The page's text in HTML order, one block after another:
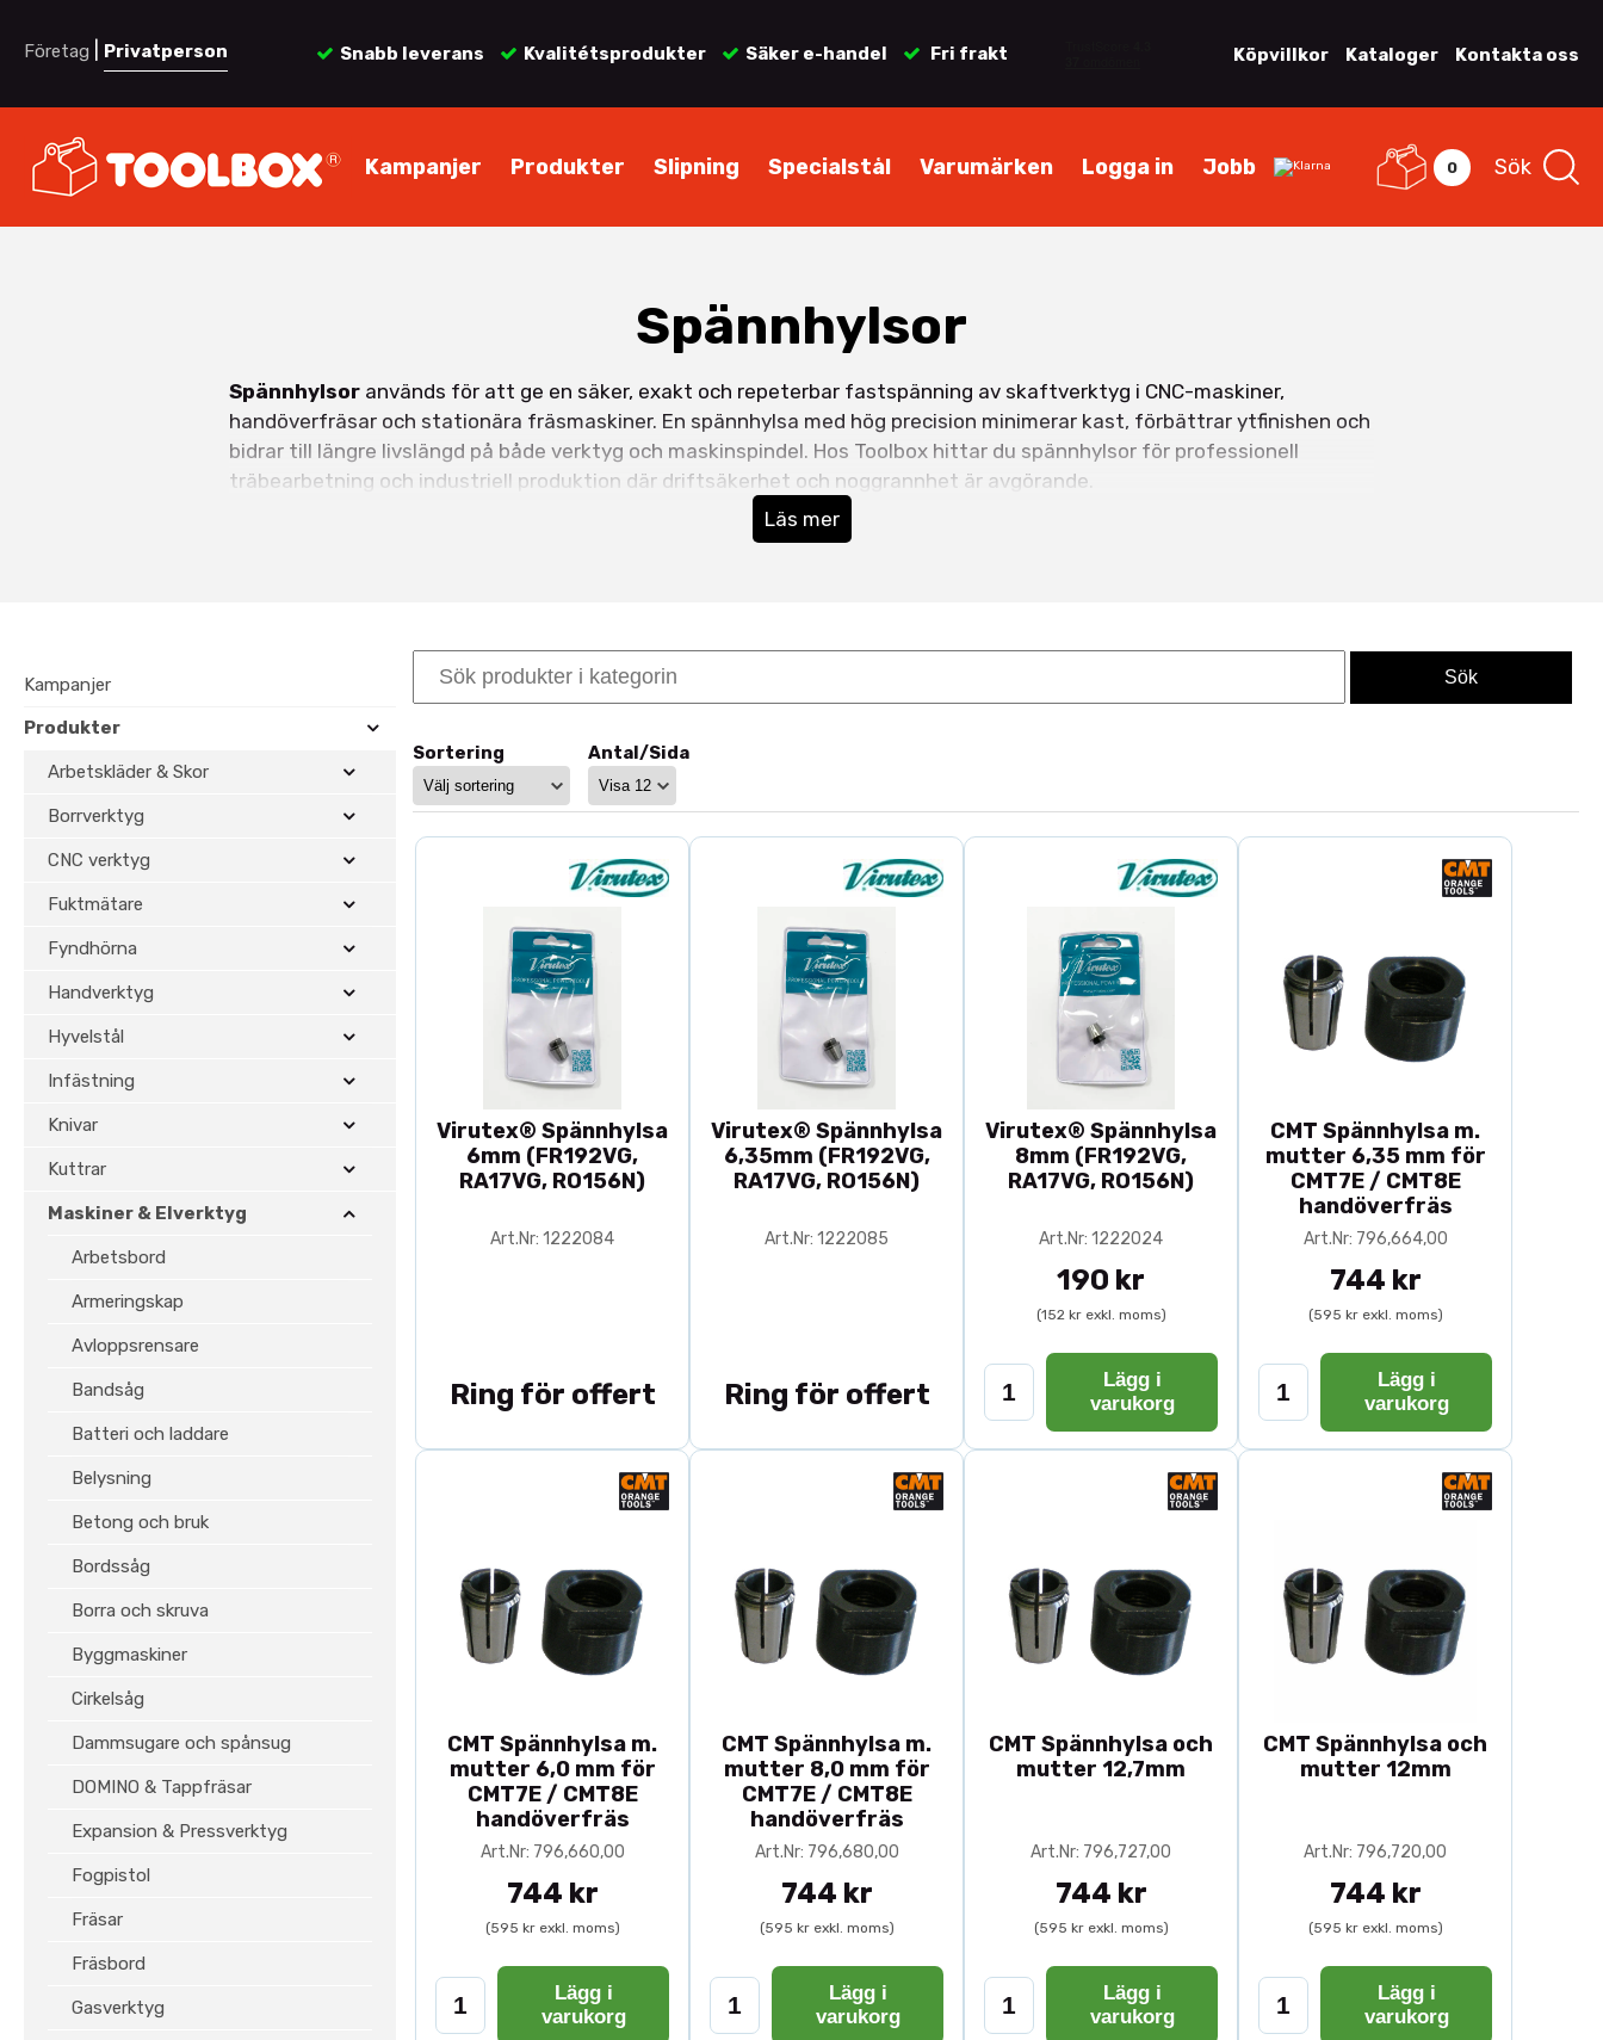
Företag Privatperson Snabb leverans Kvalitétsprodukter Säker e-handel Fri frakt Köpvillkor Kataloger Kontakta oss
Kampanjer Produkter Slipning Specialstål Varumärken Logga in Jobb 0 Sök
Spännhylsor
Spännhylsor används för att ge en säker, exakt och repeterbar fastspänning av skaftverktyg i CNC-maskiner,
handöverfräsar och stationära fräsmaskiner. En spännhylsa med hög precision minimerar kast, förbättrar ytfinishen och
bidrar till längre livslängd på både verktyg och maskinspindel. Hos Toolbox hittar du spännhylsor för professionell
träbearbetning och industriell produktion där driftsäkerhet och noggrannhet är avgörande.
Hög precision vid verktygsinfästning
innebär rätt spännhylsa högre produktivitet och bättre slutresultat.
Spännhylsor för CNC och överfräsar
Sortimentet omfattar spännhylsor i flera dimensioner och standarder för olika maskiner och verktygssystem. De passar
såväl handöverfräsar som CNC-maskiner där exakt verktygscentrering är avgörande för repeterbar bearbetning.
Kombinera gärna med rätt chuck och verktygssystem för maximal precision.
Professionella lösningar för industri och snickeri
Toolbox erbjuder noggrant utvalda spännhylsor för yrkesanvändare inom snickeri, träindustri och tillverkning. Genom att
använda rätt spännhylsa tillsammans med kvalitetsverktyg minskar slitaget samtidigt som maskinens prestanda
utnyttjas fullt ut även vid krävande produktion.
Komplettera med våra produkter inom
, Profilfräsar ,Tillbehör
samt hela kategorin
CNC-verktyg.
Läs mer
Kampanjer
Produkter
Arbetskläder & Skor
Borrverktyg
CNC verktyg
Fuktmätare
Fyndhörna
Handverktyg
Hyvelstål
Infästning
Knivar
Kuttrar
Maskiner & Elverktyg
Arbetsbord
Armeringskap
Avloppsrensare
Bandsåg
Batteri och laddare
Belysning
Betong och bruk
Bordssåg
Borra och skruva
Byggmaskiner
Cirkelsåg
Dammsugare och spånsug
DOMINO & Tappfräsar
Expansion & Pressverktyg
Fogpistol
Fräsar
Fräsbord
Gasverktyg
Sortering Antal/Sida
Virutex® Spännhylsa
6mm (FR192VG,
RA17VG, RO156N)
Art.Nr: 1222084
Ring för offert
Virutex® Spännhylsa
6,35mm (FR192VG,
RA17VG, RO156N)
Art.Nr: 1222085
Ring för offert
Virutex® Spännhylsa
8mm (FR192VG,
RA17VG, RO156N)
Art.Nr: 1222024
190 kr
(152 kr exkl. moms)
Lägg i
varukorg
CMT Spännhylsa m.
mutter 6,35 mm för
CMT7E / CMT8E
handöverfräs
Art.Nr: 796,664,00
744 kr
(595 kr exkl. moms)
Lägg i
varukorg
CMT Spännhylsa m.
mutter 6,0 mm för
CMT7E / CMT8E
handöverfräs
Art.Nr: 796,660,00
744 kr
(595 kr exkl. moms)
Lägg i
varukorg
CMT Spännhylsa m.
mutter 8,0 mm för
CMT7E / CMT8E
handöverfräs
Art.Nr: 796,680,00
744 kr
(595 kr exkl. moms)
Lägg i
varukorg
CMT Spännhylsa och
mutter 12,7mm
Art.Nr: 796,727,00
744 kr
(595 kr exkl. moms)
Lägg i
varukorg
CMT Spännhylsa och
mutter 12mm
Art.Nr: 796,720,00
744 kr
(595 kr exkl. moms)
Lägg i
varukorg